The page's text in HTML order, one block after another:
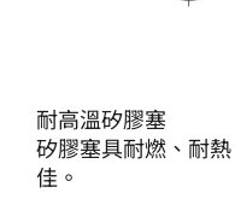
耐高溫矽膠塞
矽膠塞具耐燃、耐
佳。